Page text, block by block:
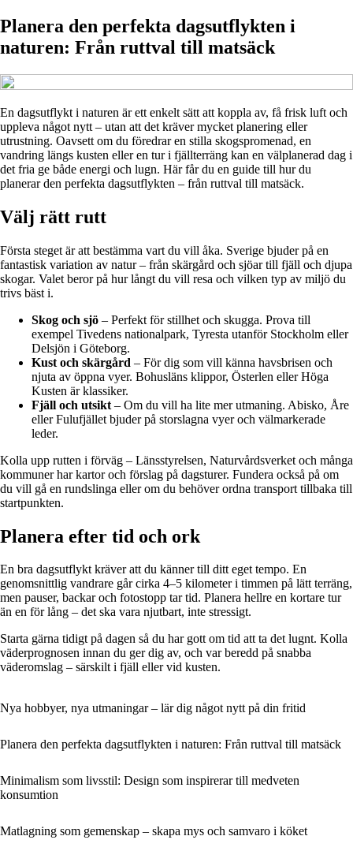
Planera den perfekta dagsutflykten i
naturen: Från ruttval till matsäck
En dagsutflykt i naturen är ett enkelt sätt att koppla av, få frisk luft och
uppleva något nytt – utan att det kräver mycket planering eller
utrustning. Oavsett om du föredrar en stilla skogspromenad, en
vandring längs kusten eller en tur i fjällterräng kan en välplanerad dag i
det fria ge både energi och lugn. Här får du en guide till hur du
planerar den perfekta dagsutflykten – från ruttval till matsäck.
Välj rätt rutt
Första steget är att bestämma vart du vill åka. Sverige bjuder på en
fantastisk variation av natur – från skärgård och sjöar till fjäll och djupa
skogar. Valet beror på hur långt du vill resa och vilken typ av miljö du
trivs bäst i.
Skog och sjö – Perfekt för stillhet och skugga. Prova till
exempel Tivedens nationalpark, Tyresta utanför Stockholm eller
Delsjön i Göteborg.
Kust och skärgård – För dig som vill känna havsbrisen och
njuta av öppna vyer. Bohusläns klippor, Österlen eller Höga
Kusten är klassiker.
Fjäll och utsikt – Om du vill ha lite mer utmaning. Abisko, Åre
eller Fulufjället bjuder på storslagna vyer och välmarkerade
leder.
Kolla upp rutten i förväg – Länsstyrelsen, Naturvårdsverket och många
kommuner har kartor och förslag på dagsturer. Fundera också på om
du vill gå en rundslinga eller om du behöver ordna transport tillbaka till
startpunkten.
Planera efter tid och ork
En bra dagsutflykt kräver att du känner till ditt eget tempo. En
genomsnittlig vandrare går cirka 4–5 kilometer i timmen på lätt terräng,
men pauser, backar och fotostopp tar tid. Planera hellre en kortare tur
än en för lång – det ska vara njutbart, inte stressigt.
Starta gärna tidigt på dagen så du har gott om tid att ta det lugnt. Kolla
väderprognosen innan du ger dig av, och var beredd på snabba
väderomslag – särskilt i fjäll eller vid kusten.
Nya hobbyer, nya utmaningar – lär dig något nytt på din fritid
Planera den perfekta dagsutflykten i naturen: Från ruttval till matsäck
Minimalism som livsstil: Design som inspirerar till medveten
konsumtion
Matlagning som gemenskap – skapa mys och samvaro i köket